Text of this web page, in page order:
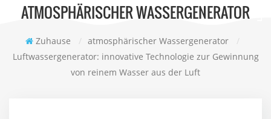
ATMOSPHÄRISCHER WASSERGENERATOR
Zuhause / atmosphärischer Wassergenerator
/
Luftwassergenerator: innovative Technologie zur Gewinnung
von reinem Wasser aus der Luft